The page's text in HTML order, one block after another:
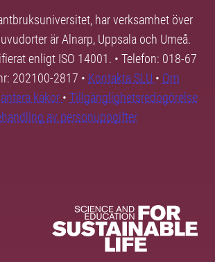
har verksamhet över
är Alnarp, Uppsala och Umeå.
enligt ISO 14001. • Telefon: 018-67
202100-2817 • Kontakta SLU • Om
kakor • Tillgänglighetsredogörelse
av personuppgifter